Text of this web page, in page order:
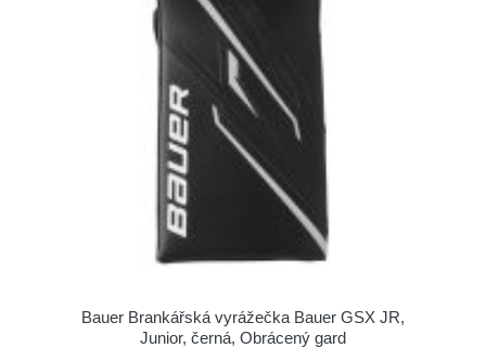
Bauer Brankářská vyrážečka Bauer GSX JR,
Junior, černá, Obrácený gard